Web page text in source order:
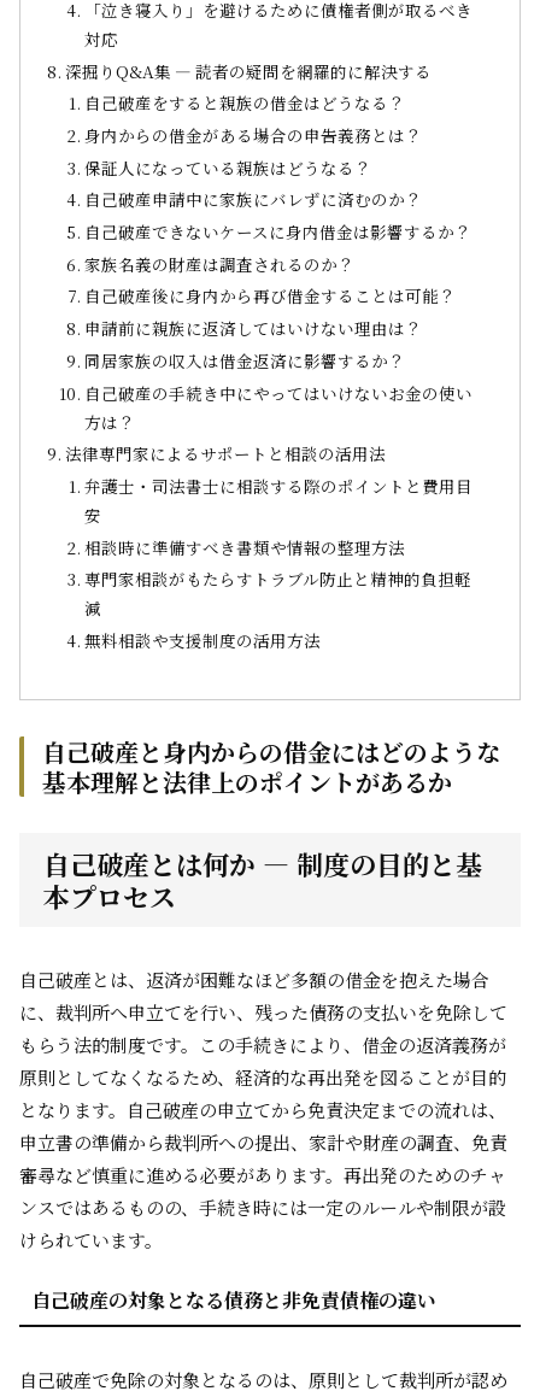
「泣き寝入り」を避けるために債権者側が取るべき
対応
深掘りQ&A集 ― 読者の疑問を網羅的に解決する
自己破産をすると親族の借金はどうなる？
身内からの借金がある場合の申告義務とは？
保証人になっている親族はどうなる？
自己破産申請中に家族にバレずに済むのか？
自己破産できないケースに身内借金は影響するか？
家族名義の財産は調査されるのか？
自己破産後に身内から再び借金することは可能？
申請前に親族に返済してはいけない理由は？
同居家族の収入は借金返済に影響するか？
自己破産の手続き中にやってはいけないお金の使い
方は？
法律専門家によるサポートと相談の活用法
弁護士・司法書士に相談する際のポイントと費用目
安
相談時に準備すべき書類や情報の整理方法
専門家相談がもたらすトラブル防止と精神的負担軽
減
無料相談や支援制度の活用方法
自己破産と身内からの借金にはどのような
基本理解と法律上のポイントがあるか
自己破産とは何か ― 制度の目的と基
本プロセス
自己破産とは、返済が困難なほど多額の借金を抱えた場合
に、裁判所へ申立てを行い、残った債務の支払いを免除して
もらう法的制度です。この手続きにより、借金の返済義務が
原則としてなくなるため、経済的な再出発を図ることが目的
となります。自己破産の申立てから免責決定までの流れは、
申立書の準備から裁判所への提出、家計や財産の調査、免責
審尋など慎重に進める必要があります。再出発のためのチャ
ンスではあるものの、手続き時には一定のルールや制限が設
けられています。
自己破産の対象となる債務と非免責債権の違い
自己破産で免除の対象となるのは、原則として裁判所が認め